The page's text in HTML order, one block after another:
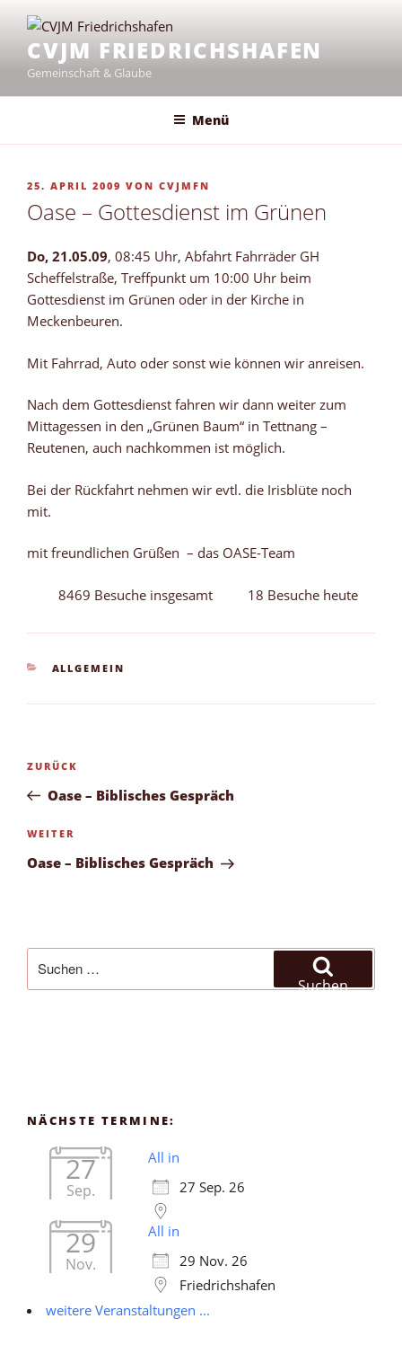
Inhalt
springenCVJM FRIEDRICHSHAFEN
Gemeinschaft & Glaube
Menü
VERÖFFENTLICHT
25. APRIL 2009 VON CVJMFN
Oase – Gottesdienst im Grünen
Do, 21.05.09, 08:45 Uhr, Abfahrt Fahrräder GH
Scheffelstraße, Treffpunkt um 10:00 Uhr beim
Gottesdienst im Grünen oder in der Kirche in
Meckenbeuren.
Mit Fahrrad, Auto oder sonst wie können wir anreisen.
Nach dem Gottesdienst fahren wir dann weiter zum
Mittagessen in den „Grünen Baum“ in Tettnang –
Reutenen, auch nachkommen ist möglich.
Bei der Rückfahrt nehmen wir evtl. die Irisblüte noch
mit.
mit freundlichen Grüßen – das OASE-Team
8469 Besuche insgesamt 18 Besuche heute
KATEGORIEN
ALLGEMEIN
Beitragsnavigation
Vorheriger
Beitrag
ZURÜCK
Oase – Biblisches Gespräch
Nächster
Beitrag
WEITER
Oase – Biblisches Gespräch
nach:
Suchen
NÄCHSTE TERMINE:
27
Sep.
All in
27 Sep. 26
29
Nov.
All in
29 Nov. 26
Friedrichshafen
weitere Veranstaltungen ...